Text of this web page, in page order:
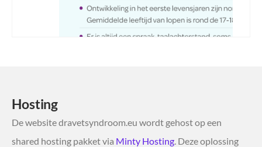
Hosting
De website dravetsyndroom.eu wordt gehost op een
shared hosting pakket via Minty Hosting. Deze oplossing